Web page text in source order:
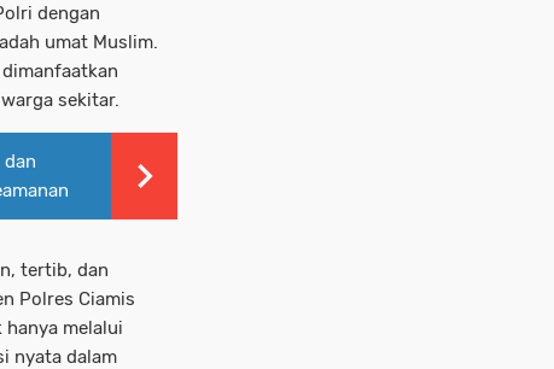
dengan
umat Muslim.
sekitar.
dan
tertib, dan
Polres Ciamis
melalui
nyata dalam